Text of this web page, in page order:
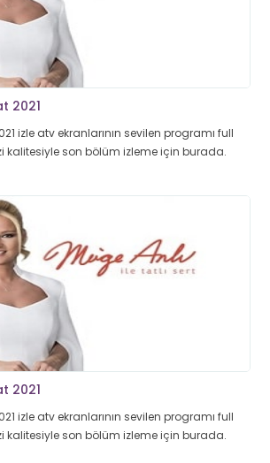
2021
izle atv ekranlarının sevilen programı full
kalitesiyle son bölüm izleme için burada.
2021
izle atv ekranlarının sevilen programı full
kalitesiyle son bölüm izleme için burada.